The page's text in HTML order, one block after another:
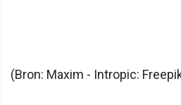
(Bron: Maxim - Intropic: